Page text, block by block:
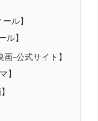
ル】
ル】
-公式サイト】
】